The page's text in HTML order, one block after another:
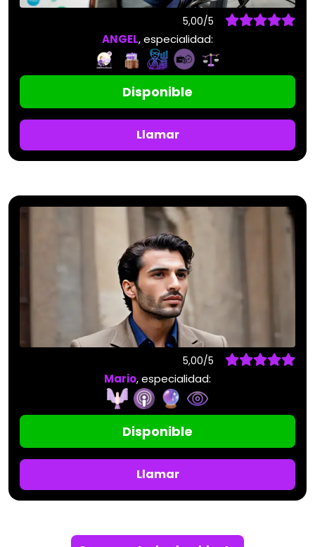
5,00/5
ANGEL, especialidad:
Disponible
Llamar
5,00/5
Mario, especialidad:
Disponible
Llamar